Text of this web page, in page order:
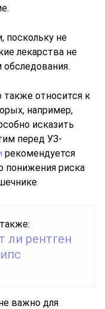
поскольку не
лекарства не
относится к
например,
исказить
перед УЗ-
рекомендуется
понижения риска
ли рентген
важно для